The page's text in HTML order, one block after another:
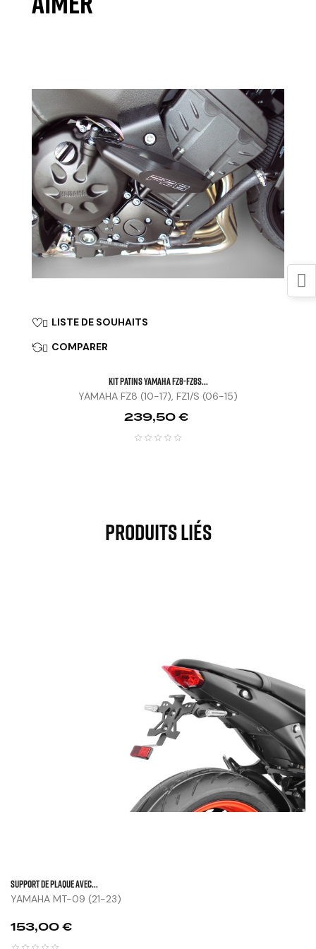
 LISTE DE SOUHAITS
 COMPARER
KIT PATINS YAMAHA FZ8-FZ8S...
YAMAHA FZ8 (10-17), FZ1/S (06-15)
Prix
239,50 €
Produits Liés
SUPPORT DE PLAQUE AVEC...
YAMAHA MT-09 (21-23)
Prix
153,00 €